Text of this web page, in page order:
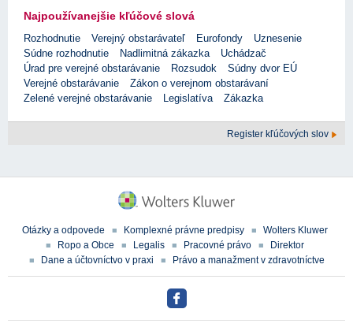
Najpoužívanejšie kľúčové slová
Rozhodnutie Verejný obstarávateľ Eurofondy
Uznesenie
Súdne rozhodnutie
Nadlimitná zákazka
Uchádzač
Úrad pre verejné obstarávanie
Rozsudok
Súdny dvor EÚ
Verejné obstarávanie
Zákon o verejnom obstarávaní
Zelené verejné obstarávanie
Legislatíva Zákazka
Register kľúčových slov
Otázky a odpovede Komplexné právne predpisy
Wolters Kluwer
Ropo a Obce
Legalis Pracovné právo
Direktor
Dane a účtovníctvo v praxi
Právo a manažment v zdravotníctve